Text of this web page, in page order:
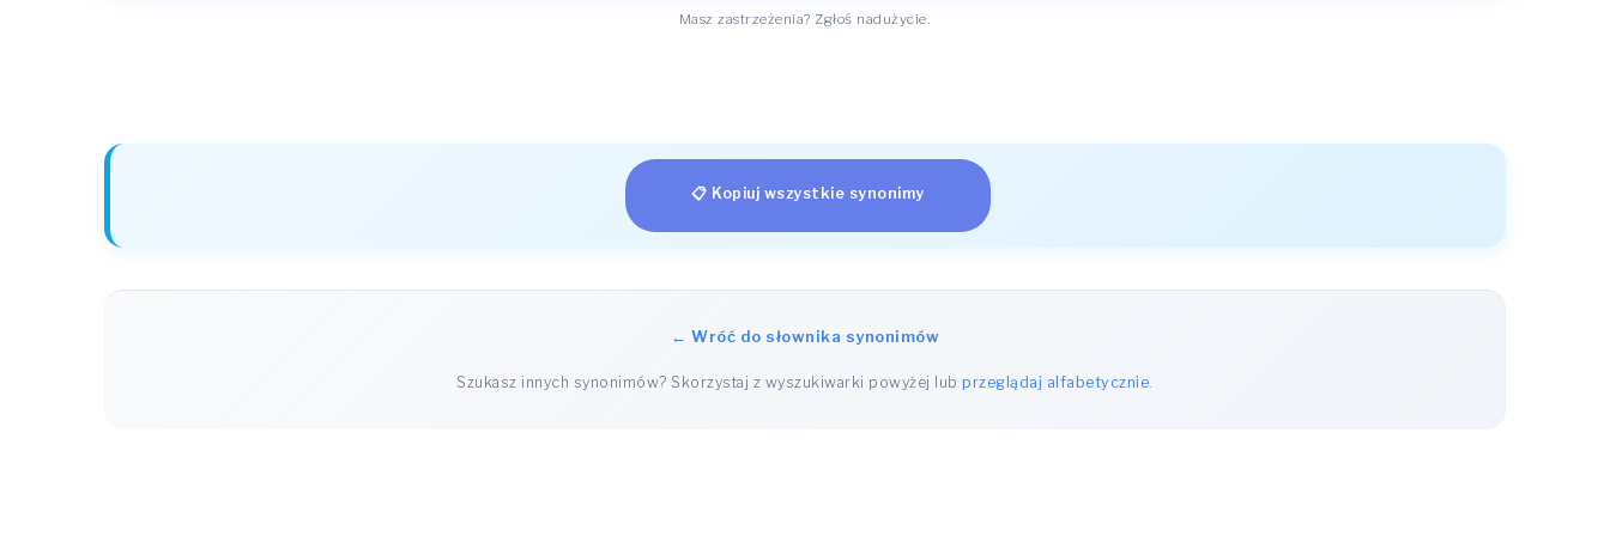
Masz zastrzeżenia? Zgłoś nadużycie.
📋 Kopiuj wszystkie synonimy
← Wróć do słownika synonimów
Szukasz innych synonimów? Skorzystaj z wyszukiwarki powyżej lubprzeglądaj alfabetycznie.